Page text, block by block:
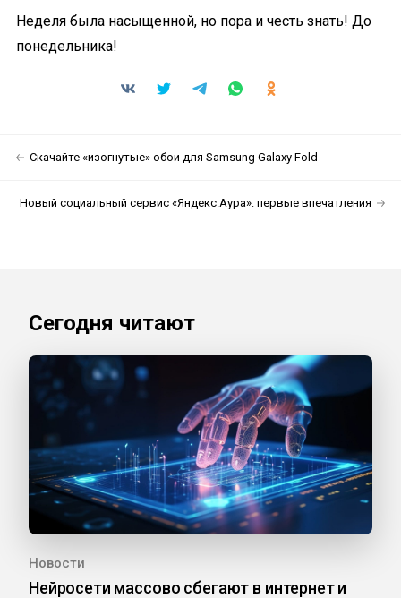
Неделя была насыщенной, но пора и честь знать! До
понедельника!
Скачайте «изогнутые» обои для Samsung Galaxy Fold
Новый социальный сервис «Яндекс.Аура»: первые впечатления
Сегодня читают
Новости
Нейросети массово сбегают в интернет и